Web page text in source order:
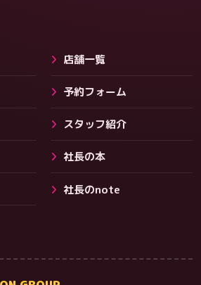
店舗一覧
予約フォーム
スタッフ紹介
社長の本
社長のnote